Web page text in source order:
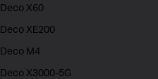
Deco X60
Deco XE200
Deco M4
Deco X3000-5G